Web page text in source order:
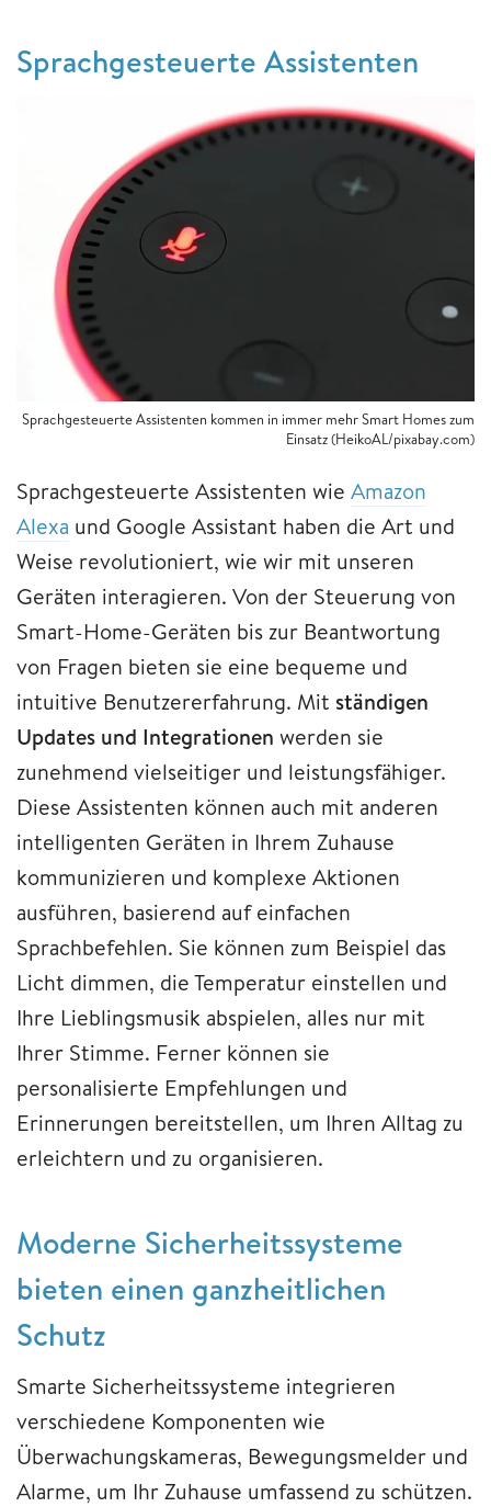
Sprachgesteuerte Assistenten
Sprachgesteuerte Assistenten kommen in immer mehr Smart Homes zum
Einsatz (HeikoAL/pixabay.com)
Sprachgesteuerte Assistenten wie Amazon
Alexa und Google Assistant haben die Art und
Weise revolutioniert, wie wir mit unseren
Geräten interagieren. Von der Steuerung von
Smart-Home-Geräten bis zur Beantwortung
von Fragen bieten sie eine bequeme und
intuitive Benutzererfahrung. Mit ständigen
Updates und Integrationen werden sie
zunehmend vielseitiger und leistungsfähiger.
Diese Assistenten können auch mit anderen
intelligenten Geräten in Ihrem Zuhause
kommunizieren und komplexe Aktionen
ausführen, basierend auf einfachen
Sprachbefehlen. Sie können zum Beispiel das
Licht dimmen, die Temperatur einstellen und
Ihre Lieblingsmusik abspielen, alles nur mit
Ihrer Stimme. Ferner können sie
personalisierte Empfehlungen und
Erinnerungen bereitstellen, um Ihren Alltag zu
erleichtern und zu organisieren.
Moderne Sicherheitssysteme
bieten einen ganzheitlichen
Schutz
Smarte Sicherheitssysteme integrieren
verschiedene Komponenten wie
Überwachungskameras, Bewegungsmelder und
Alarme, um Ihr Zuhause umfassend zu schützen.